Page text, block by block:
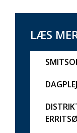
LÆS
ERRITSØ